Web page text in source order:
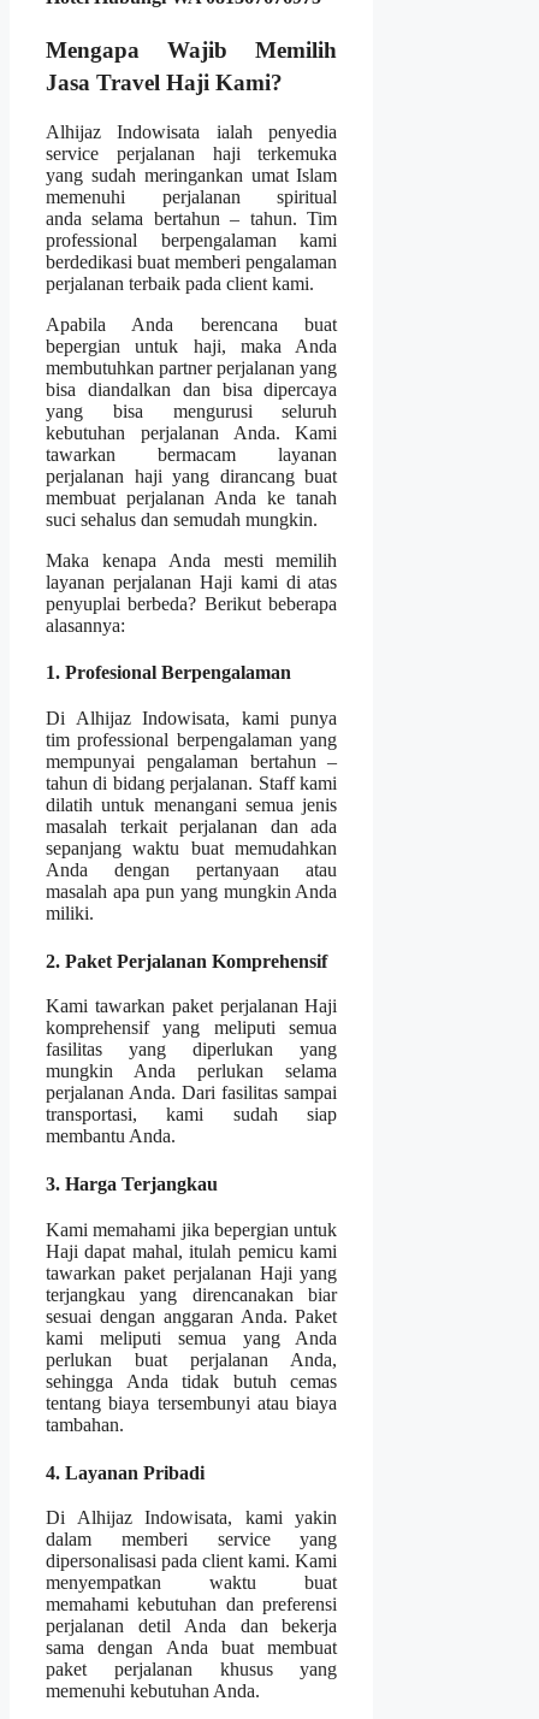
Mengapa Wajib Memilih
Jasa Travel Haji Kami?
Alhijaz Indowisata ialah penyedia
service perjalanan haji terkemuka
yang sudah meringankan umat Islam
memenuhi perjalanan spiritual
anda selama bertahun – tahun. Tim
professional berpengalaman kami
berdedikasi buat memberi pengalaman
perjalanan terbaik pada client kami.
Apabila Anda berencana buat
bepergian untuk haji, maka Anda
membutuhkan partner perjalanan yang
bisa diandalkan dan bisa dipercaya
yang bisa mengurusi seluruh
kebutuhan perjalanan Anda. Kami
tawarkan bermacam layanan
perjalanan haji yang dirancang buat
membuat perjalanan Anda ke tanah
suci sehalus dan semudah mungkin.
Maka kenapa Anda mesti memilih
layanan perjalanan Haji kami di atas
penyuplai berbeda? Berikut beberapa
alasannya:
1. Profesional Berpengalaman
Di Alhijaz Indowisata, kami punya
tim professional berpengalaman yang
mempunyai pengalaman bertahun –
tahun di bidang perjalanan. Staff kami
dilatih untuk menangani semua jenis
masalah terkait perjalanan dan ada
sepanjang waktu buat memudahkan
Anda dengan pertanyaan atau
masalah apa pun yang mungkin Anda
miliki.
2. Paket Perjalanan Komprehensif
Kami tawarkan paket perjalanan Haji
komprehensif yang meliputi semua
fasilitas yang diperlukan yang
mungkin Anda perlukan selama
perjalanan Anda. Dari fasilitas sampai
transportasi, kami sudah siap
membantu Anda.
3. Harga Terjangkau
Kami memahami jika bepergian untuk
Haji dapat mahal, itulah pemicu kami
tawarkan paket perjalanan Haji yang
terjangkau yang direncanakan biar
sesuai dengan anggaran Anda. Paket
kami meliputi semua yang Anda
perlukan buat perjalanan Anda,
sehingga Anda tidak butuh cemas
tentang biaya tersembunyi atau biaya
tambahan.
4. Layanan Pribadi
Di Alhijaz Indowisata, kami yakin
dalam memberi service yang
dipersonalisasi pada client kami. Kami
menyempatkan waktu buat
memahami kebutuhan dan preferensi
perjalanan detil Anda dan bekerja
sama dengan Anda buat membuat
paket perjalanan khusus yang
memenuhi kebutuhan Anda.